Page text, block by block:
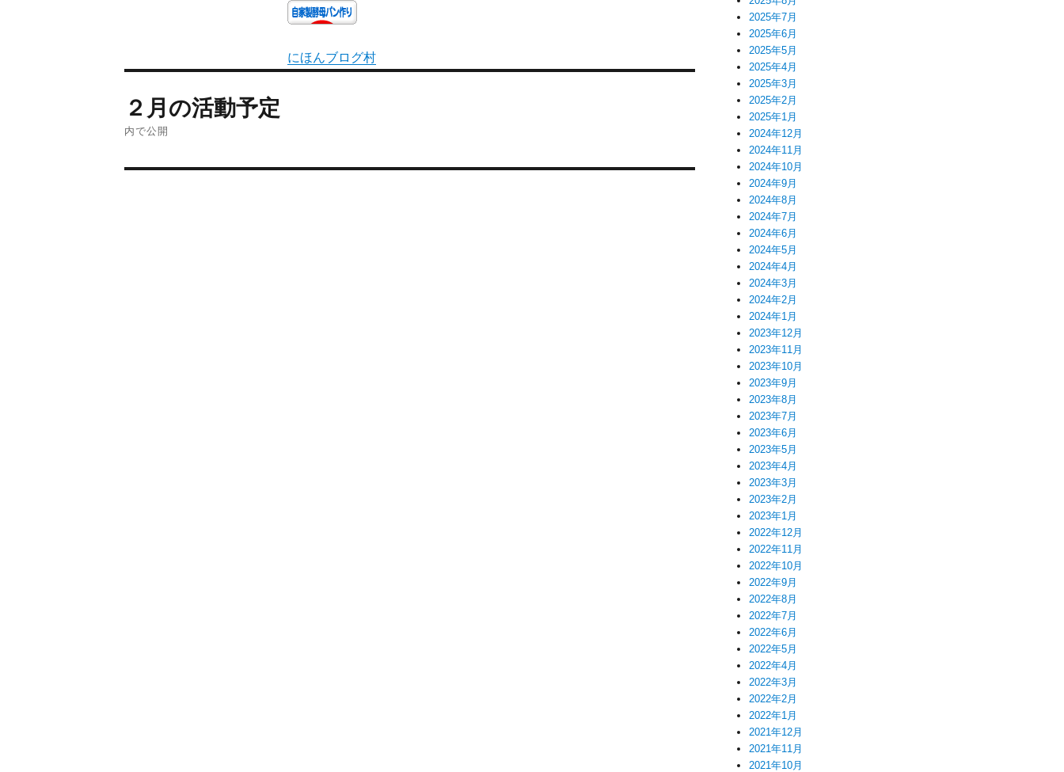
にほんブログ村
２月の活動予定
内で公開
2025年7月
2025年6月
2025年5月
2025年4月
2025年3月
2025年2月
2025年1月
2024年12月
2024年11月
2024年10月
2024年9月
2024年8月
2024年7月
2024年6月
2024年5月
2024年4月
2024年3月
2024年2月
2024年1月
2023年12月
2023年11月
2023年10月
2023年9月
2023年8月
2023年7月
2023年6月
2023年5月
2023年4月
2023年3月
2023年2月
2023年1月
2022年12月
2022年11月
2022年10月
2022年9月
2022年8月
2022年7月
2022年6月
2022年5月
2022年4月
2022年3月
2022年2月
2022年1月
2021年12月
2021年11月
2021年10月